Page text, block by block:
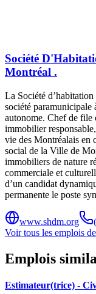
Société
Montréal .
La Société
société
autonome. Chef de file
immobilier
vie des Montréalais en
social de la Ville de
immobiliers de nature
commerciale et
d’un candidat
permanente le poste
www.shdm.org
Voir tous les emplois
Emplois
Estimateur(trice) -